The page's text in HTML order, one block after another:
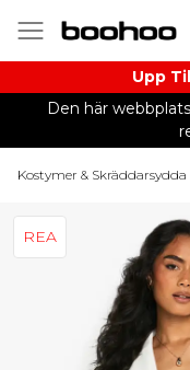
Upp
Den här
Kostymer & Skräddarsydda
REA